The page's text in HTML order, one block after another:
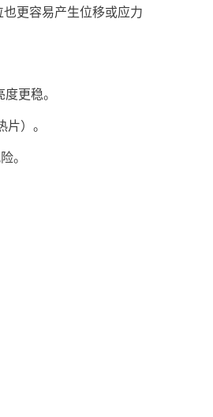
更容易产生位移或应力
更稳。
）。
。